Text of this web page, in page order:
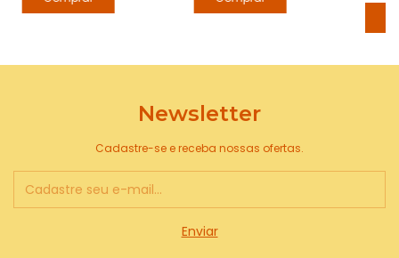
Newsletter
Cadastre-se e receba nossas ofertas.